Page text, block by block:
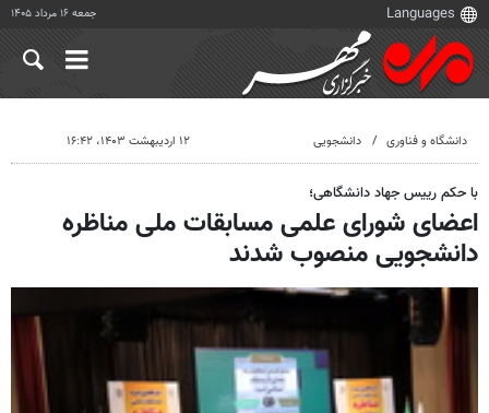
جمعه ۱۶ مرداد ۱۴۰۵
دانشگاه و فناوری دانشجویی ۱۲ اردیبهشت ۱۴۰۳، ۱۶:۴۲
با حکم رییس جهاد دانشگاهی؛
اعضای شورای علمی مسابقات ملی مناظره
دانشجویی منصوب شدند